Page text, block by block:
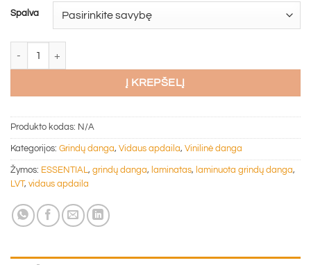
Spalva
Į KREPŠELĮ
Produkto kodas: N/A
Kategorijos: Grindų danga, Vidaus apdaila, Vinilinė danga
Žymos: ESSENTIAL, grindų danga, laminatas, laminuota grindų danga,
LVT , vidaus apdaila